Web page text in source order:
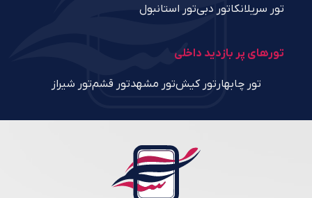
تور سریلانکاتور دبیتور استانبول
تورهای پر بازدید داخلی
تور چابهار تور کیشتور مشهدتور قشمتور شیراز